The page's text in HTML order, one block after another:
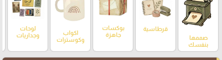
صممها
بنفسك
قرطاسية
بوكسات
جاهزة
اكواب
وكوسترات
لوحات
وجداريات